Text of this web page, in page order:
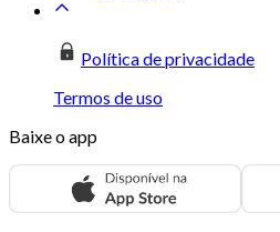
Política de privacidade
Termos de uso
Baixe o app